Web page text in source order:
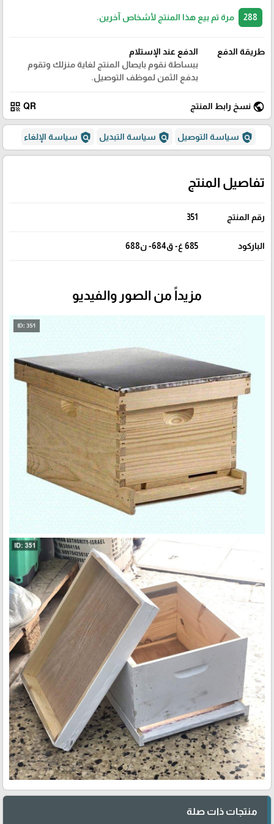
مرة تم بيع هذا المنتج لأشخاص آخرين.
طريقة الدفع
الدفع عند الإستلام
ببساطة نقوم بايصال المنتج لغاية منزلك وتقوم
بدفع الثمن لموظف التوصيل.
public نسخ رابط المنتج QR
qr_code
policy سياسة التوصيل policy سياسة التبديل policy سياسة الإلغاء
تفاصيل المنتج
رقم المنتج 351
الباركود 685 غ- ق684- ن688
مزيداً من الصور والفيديو
منتجات ذات صلة